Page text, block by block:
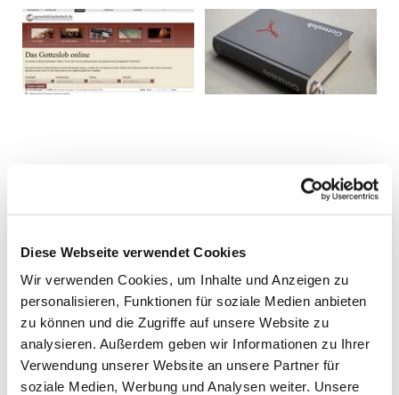
Diese Webseite verwendet Cookies
Wir verwenden Cookies, um Inhalte und Anzeigen zu
personalisieren, Funktionen für soziale Medien anbieten
zu können und die Zugriffe auf unsere Website zu
analysieren. Außerdem geben wir Informationen zu Ihrer
Verwendung unserer Website an unsere Partner für
soziale Medien, Werbung und Analysen weiter. Unsere